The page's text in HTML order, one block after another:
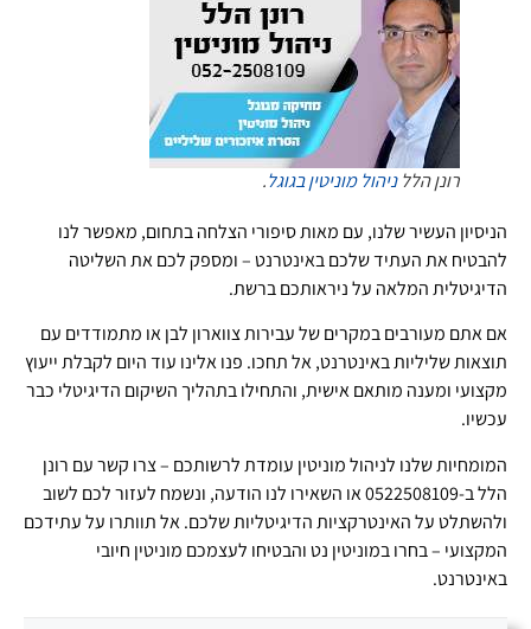
רונן הללניהול מוניטין בגוגל.
הניסיון העשיר שלנו, עם מאות סיפורי הצלחה בתחום, מאפשר לנו
להבטיח את העתיד שלכם באינטרנט – ומספק לכם את השליטה
הדיגיטלית המלאה על ניראותכם ברשת.
אם אתם מעורבים במקרים של עבירות צווארון לבן או מתמודדים עם
תוצאות שליליות באינטרנט, אל תחכו. פנו אלינו עוד היום לקבלת ייעוץ
מקצועי ומענה מותאם אישית, והתחילו בתהליך השיקום הדיגיטלי כבר
עכשיו.
המומחיות שלנו לניהול מוניטין עומדת לרשותכם – צרו קשר עם רונן
הלל ב-0522508109 או השאירו לנו הודעה, ונשמח לעזור לכם לשוב
ולהשתלט על האינטרקציות הדיגיטליות שלכם. אל תוותרו על עתידכם
המקצועי – בחרו במוניטין נט והבטיחו לעצמכם מוניטין חיובי
באינטרנט.